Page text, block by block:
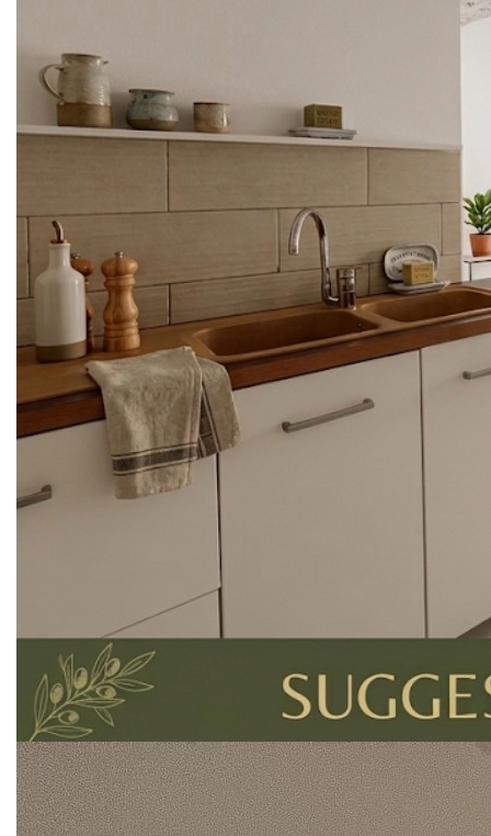
Description
En plein coeur du centre-ville, au premier étage d'une
petite copropriété aux faibles charges avec syndic
bénévole, découvrez cet appartement de type 2
d'environ 50 m², lumineux, fonctionnel et en bon état
général.
Situé au-dessus de deux commerces dans un quartier
vivant et dynamique, l'appartement se compose d'une
entrée ouvrant sur un agréable séjour avec cuisine
ouverte, offrant un espace de vie convivial et lumineux.
Un grand couloir avec placard dessert une belle
chambre de plus de 13 m² ainsi qu'une pièce attenante
de plus de 6 m², idéale pour aménager un bureau, un
dressing ou même une chambre d'appoint selon vos
besoins.
Une salle d'eau moderne avec douche à l'italienne et
WC complète l'ensemble.
Double vitrage PVC
Chauffage par pompe à chaleur